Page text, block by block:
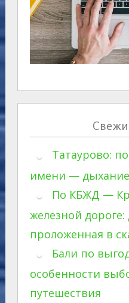
Татаурово:
имени —
По КБЖД —
железной дороге:
проложенная в
Бали по
особенности
путешествия